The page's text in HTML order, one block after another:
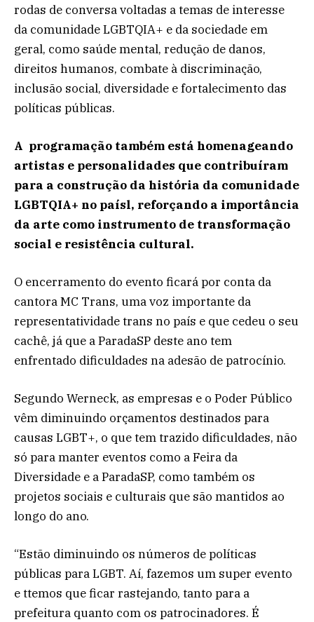
rodas de conversa voltadas a temas de interesse
da comunidade LGBTQIA+ e da sociedade em
geral, como saúde mental, redução de danos,
direitos humanos, combate à discriminação,
inclusão social, diversidade e fortalecimento das
políticas públicas.
A programação também está homenageando
artistas e personalidades que contribuíram
para a construção da história da comunidade
LGBTQIA+ no paísl, reforçando a importância
da arte como instrumento de transformação
social e resistência cultural.
O encerramento do evento ficará por conta da
cantora MC Trans, uma voz importante da
representatividade trans no país e que cedeu o seu
cachê, já que a ParadaSP deste ano tem
enfrentado dificuldades na adesão de patrocínio.
Segundo Werneck, as empresas e o Poder Público
vêm diminuindo orçamentos destinados para
causas LGBT+, o que tem trazido dificuldades, não
só para manter eventos como a Feira da
Diversidade e a ParadaSP, como também os
projetos sociais e culturais que são mantidos ao
longo do ano.
“Estão diminuindo os números de políticas
públicas para LGBT. Aí, fazemos um super evento
e ttemos que ficar rastejando, tanto para a
prefeitura quanto com os patrocinadores. É